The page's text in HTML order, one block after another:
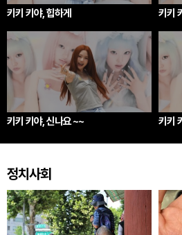
키키 키야, 힙하게 키키
키키 키야, 신나요 ~~ 키키
정치사회